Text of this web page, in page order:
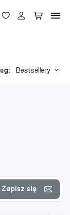
Bestsellery
Zapisz się